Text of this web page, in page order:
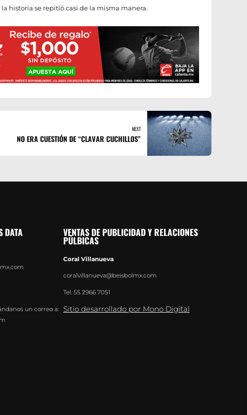
la historia se repitió casi de la misma manera.
NEXT
NO ERA CUESTIÓN DE “CLAVAR CUCHILLOS”
DATA
un correo a:
VENTAS DE PUBLICIDAD Y RELACIONES
PÚLBICAS
Coral Villanueva
coralvillanueva@beisbolmx.com
Tel. 55 2966 7051
Sitio desarrollado por Mono Digital